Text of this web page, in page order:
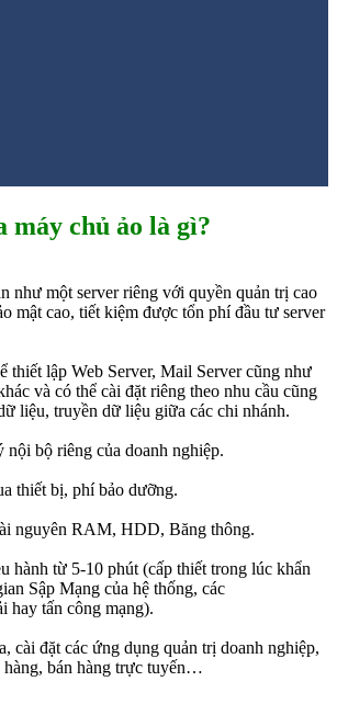
máy chủ ảo là gì?
như một server riêng với quyền quản trị cao
mật cao, tiết kiệm được tổn phí đầu tư server
thiết lập Web Server, Mail Server cũng như
và có thể cài đặt riêng theo nhu cầu cũng
liệu, truyền dữ liệu giữa các chi nhánh.
nội bộ riêng của doanh nghiệp.
thiết bị, phí bảo dưỡng.
nguyên RAM, HDD, Băng thông.
hành từ 5-10 phút (cấp thiết trong lúc khẩn
Sập Mạng của hệ thống, các
hay tấn công mạng).
cài đặt các ứng dụng quản trị doanh nghiệp,
bán hàng trực tuyến…